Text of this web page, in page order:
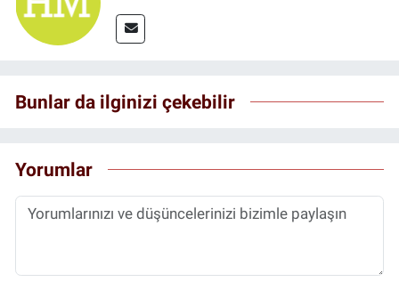
Bunlar da ilginizi çekebilir
Yorumlar